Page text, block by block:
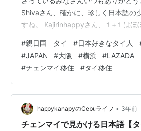
Shivaさん、確かに、珍しく日本語の
すね。 Kajirinhappyさん、１+１はほ
国タイ、そしてここチェンマイでも日
せるお店や観光スポットが数多くあり
も多くあるし、日本風に見せかけたま
に見せかけたまともではないものま
た物も多く見かけます。 以前にも何
LAZADA Th…
#親日国 タイ #日本好きなタイ人
#JAPAN #大阪 #横浜 #LAZADA
#チェンマイ移住 #タイ移住
happykanapyのCebuライフ • 3年前
チェンマイで見かける日本語【